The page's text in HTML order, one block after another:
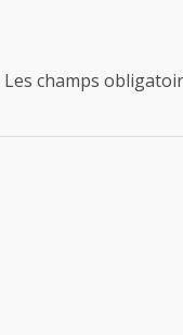
Les champs